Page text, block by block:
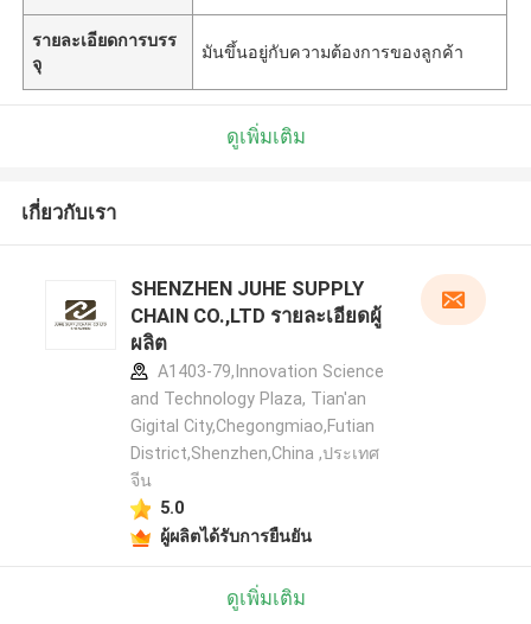
รายละเอียดการบรร
จุ
มันขึ้นอยู่กับความต้องการของลูกค้า
ดูเพิ่มเติม
เกี่ยวกับเรา
SHENZHEN JUHE SUPPLY
CHAIN CO.,LTD รายละเอียดผู้
ผลิต
A1403-79,Innovation Science
and Technology Plaza, Tian'an
Gigital City,Chegongmiao,Futian
District,Shenzhen,China ,ประเทศ
จีน
5.0
ผู้ผลิตได้รับการยืนยัน
ดูเพิ่มเติม